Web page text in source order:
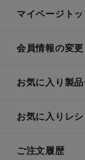
マイページト
会員情報の変更
お気に入り製
お気に入りレ
ご注文履歴